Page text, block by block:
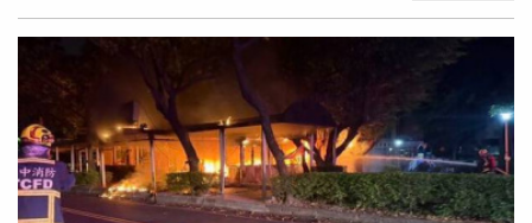
向，呼籲民進黨政府接受九二共識、公開反對臺獨。她強
調，前總統馬英九執政8年，每天都向全世界證明，只要九
二共識、反對臺獨，兩岸就可以對話交流和平，迎來繁榮與
未來的種種可能性。兩岸兵凶戰危會是造成第三次世界大戰
最危險的導火線，兩岸都有責任避免戰爭，消弭任何軍事衝
突的可能性，展開對話，進行交流。鄭麗文指出，國民黨希
望全面的交流，兩岸互相瞭解，彼此化解仇恨與敵意，無論
災。毛先生指出，被燒毀的房間內存放多項高價電子設備，
包括遊戲電腦、索尼電視，以及PS5、Switch等遊戲主機，
相關物品在火災中全數損毀，已無法修復，損失接近人民幣
70萬元。不過，他也強調，最令家人感到慶幸的是，事故並
未造成孩子受傷，未引發更嚴重後果。事故發生後，毛先生
對孩子進行嚴肅教育，向其說明玩火的高度危險性，並再三
叮囑日後務必遠離火源，避免類似事件重演。他表示，雖然